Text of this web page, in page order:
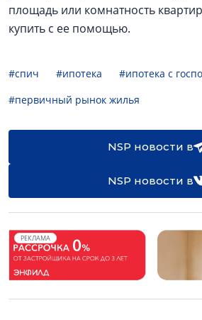
площадь или комнатность
купить с ее помощью.
#спич #ипотека
#ипотека с
#первичный рынок жилья
NSP новости в
NSP новости в
РЕКЛАМА